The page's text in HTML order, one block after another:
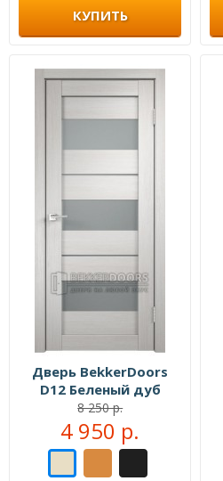
КУПИТЬ
Дверь BekkerDoors
D12 Беленый дуб
8 250 р.
4 950 р.